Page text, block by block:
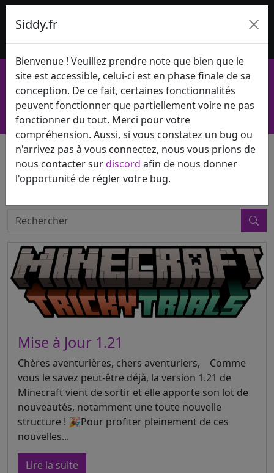
siddy-fr.mine.fun
0 joueur en ligne
Inscription
Connexion
Rechercher
Mise à Jour 1.21
Chères aventurières, chers aventuriers, Comme
vous le savez peut-être déjà, la version 1.21 de
Minecraft vient de sortir et elle apporte son lot de
nouveautés, notamment une toute nouvelle
structure ! 🎉Pour profiter pleinement de ces
nouvelles...
Lire la suite
Siddy.fr
Bienvenue ! Veuillez prendre note que bien que le
site est accessible, celui-ci est en phase finale de sa
conception. De ce fait, certaines fonctionnalités
peuvent fonctionner que partiellement voire ne pas
fonctionner du tout. Merci pour votre
compréhension. Aussi, si vous constatez un bug ou
n'arrivez pas à vous connectez, nous vous prions de
nous contacter surdiscord afin de nous donner
l'opportunité de régler votre bug.